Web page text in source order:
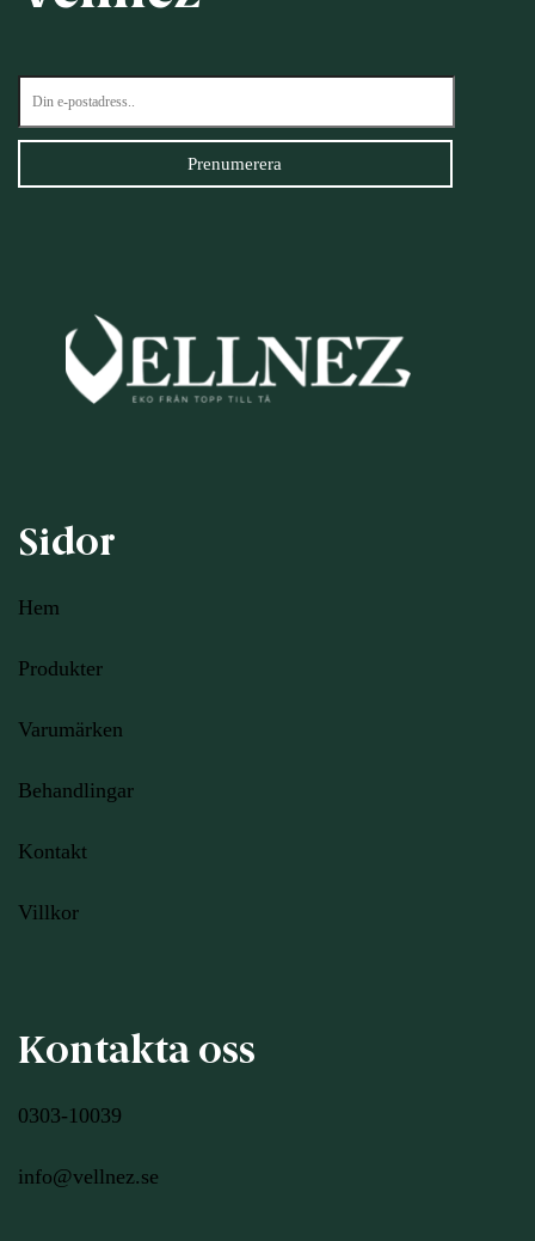
Sidor
Hem
Produkter
Varumärken
Behandlingar
Kontakt
Villkor
Kontakta oss
0303-10039
info@vellnez.se